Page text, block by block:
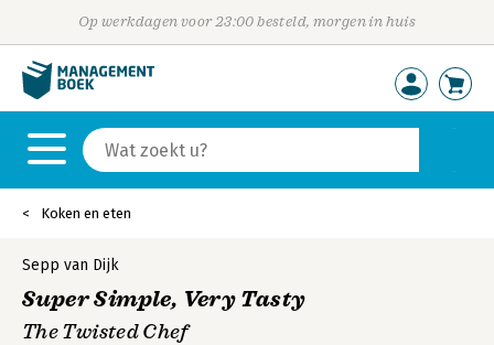
Op werkdagen voor 23:00 besteld, morgen in huis
Koken en eten
Sepp van Dijk
Super Simple, Very Tasty
The Twisted Chef